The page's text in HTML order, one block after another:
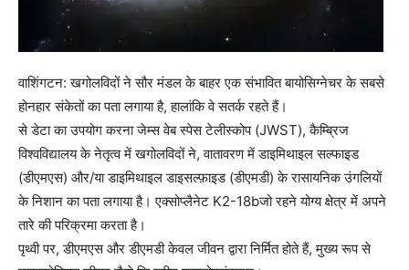
वाशिंगटन: खगोलविदों ने सौर मंडल के बाहर एक संभावित बायोसिग्नेचर के सबसे
होनहार संकेतों का पता लगाया है, हालांकि वे सतर्क रहते हैं।
से डेटा का उपयोग करना जेम्स वेब स्पेस टेलीस्कोप (JWST), कैम्ब्रिज
विश्वविद्यालय के नेतृत्व में खगोलविदों ने, वातावरण में डाइमिथाइल सल्फाइड
(डीएमएस) और/या डाइमिथाइल डाइसल्फ़ाइड (डीएमडी) के रासायनिक उंगलियों
के निशान का पता लगाया है। एक्सोप्लैनेट K2-18bजो रहने योग्य क्षेत्र में अपने
तारे की परिक्रमा करता है।
पृथ्वी पर, डीएमएस और डीएमडी केवल जीवन द्वारा निर्मित होते हैं, मुख्य रूप से